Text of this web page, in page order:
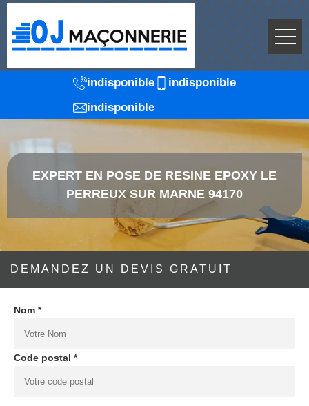
indisponible
indisponible
indisponible
EXPERT EN POSE DE RESINE EPOXY LE
PERREUX SUR MARNE 94170
DEMANDEZ UN DEVIS GRATUIT
Nom *
Code postal *